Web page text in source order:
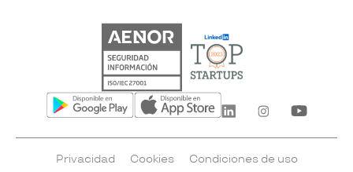
Privacidad Cookies Condiciones de uso